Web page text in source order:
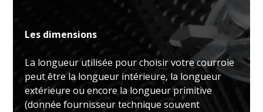
Les dimensions
La longueur utilisée pour choisir votre courroie
peut être la longueur intérieure, la longueur
extérieure ou encore la longueur primitive
(donnée fournisseur technique souvent